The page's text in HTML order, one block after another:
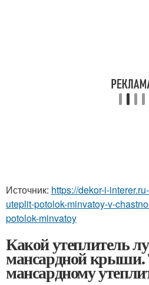
Источник: https://dekor-i-
uteplit-potolok-minvatoy-v-
potolok-minvatoy
Какой утеплитель
мансардной крыши.
мансардному